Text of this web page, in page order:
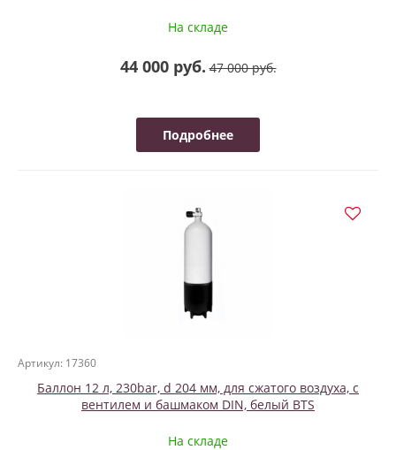
На складе
44 000 руб. 47 000 руб.
Подробнее
Артикул: 17360
Баллон 12 л, 230bar, d 204 мм, для сжатого воздуха, с
вентилем и башмаком DIN, белый BTS
На складе